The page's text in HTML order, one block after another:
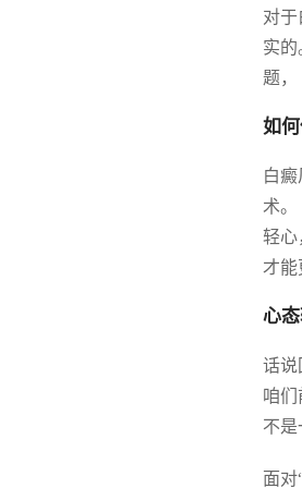
对于
实的
题，
如
白
术
轻心
才能
心
话说
咱
不
面